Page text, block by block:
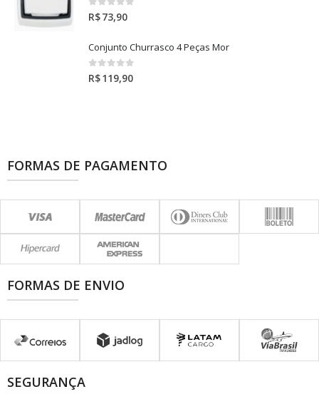
0 out of 5
R$73,90
Conjunto Churrasco 4 Peças Mor
0out of 5
R$119,90
FORMAS DE PAGAMENTO
FORMAS DE ENVIO
SEGURANÇA